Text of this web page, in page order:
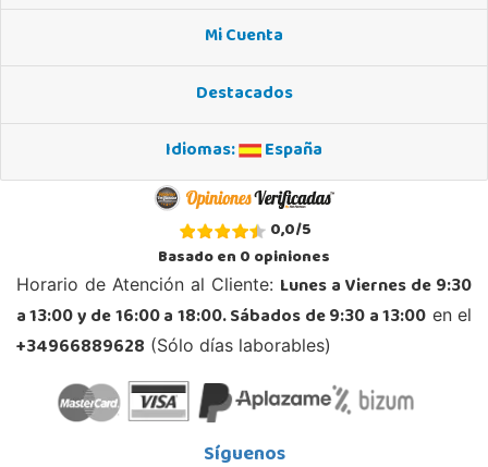
Mi Cuenta
Destacados
Idiomas:
España
0,0/5
Basado en0opiniones
Horario de Atención al Cliente: Lunes a Viernes de 9:30
a 13:00 y de 16:00 a 18:00. Sábados de 9:30 a 13:00 en el
+34966889628 (Sólo días laborables)
Síguenos